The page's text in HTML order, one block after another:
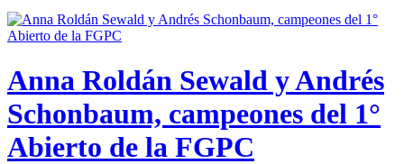
Anna Roldán Sewald y Andrés
Schonbaum, campeones del 1°
Abierto de la FGPC